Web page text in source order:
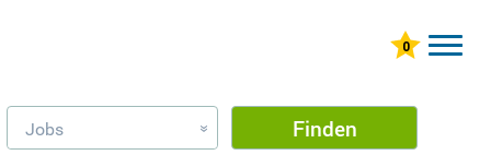
Jobs » Finden